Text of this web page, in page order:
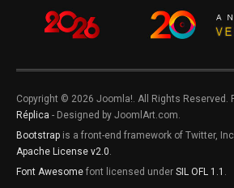
Copyright © 2026 Joomla!. All Rights Reserved.
Réplica - Designed by JoomlArt.com.
Bootstrap is a front-end framework of Twitter,
Apache License v2.0.
Font Awesome font licensed under SIL OFL 1.1 .